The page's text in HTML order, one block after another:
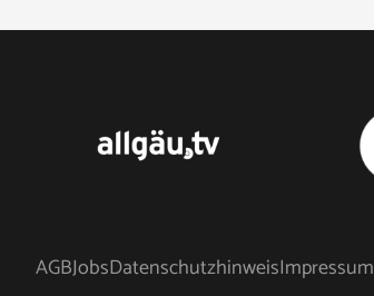
AGBJobsDatenschutzhinweisImpressum